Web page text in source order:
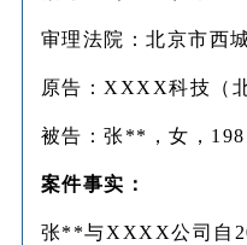
审理法院：北京市西
原告：XXXX科技（
被告：张**，女，
案件事实：
张**与XXXX公司自